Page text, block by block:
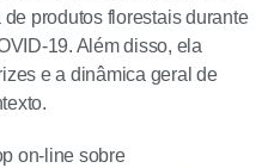
produtos florestais durante
19. Além disso, ela
e a dinâmica geral de
on-line sobre